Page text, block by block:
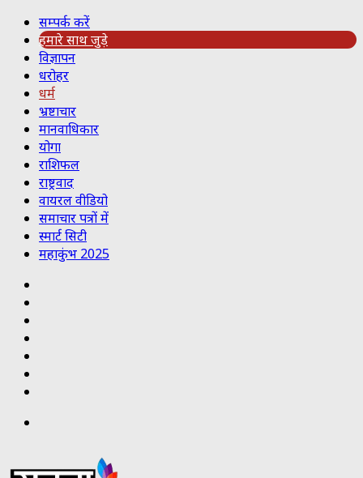
सम्पर्क करें
हमारे साथ जुड़े
विज्ञापन
धरोहर
धर्म
भ्रष्टाचार
मानवाधिकार
योगा
राशिफल
राष्ट्रवाद
वायरल वीडियो
समाचार पत्रों में
स्मार्ट सिटी
महाकुंभ 2025